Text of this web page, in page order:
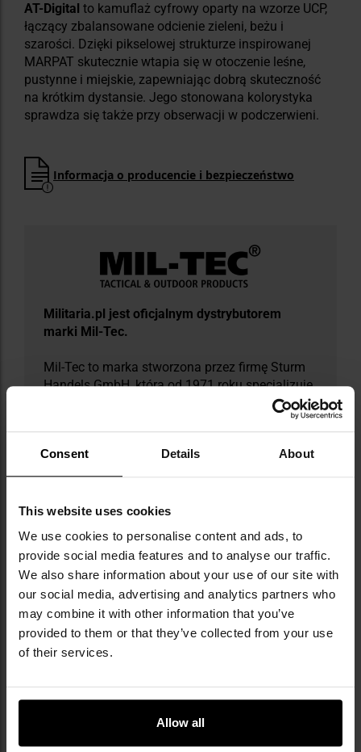
Consent Details About
This website uses cookies
We use cookies to personalise content and ads, to
provide social media features and to analyse our traffic.
We also share information about your use of our site with
our social media, advertising and analytics partners who
may combine it with other information that you’ve
provided to them or that they’ve collected from your use
of their services.
Allow all
AT-Digital to kamuflaż cyfrowy oparty na wzorze UCP,
łączący zbalansowane odcienie zieleni, beżu i
szarości. Dzięki pikselowej strukturze inspirowanej
MARPAT skutecznie wtapia się w otoczenie leśne,
pustynne i miejskie, zapewniając dobrą skuteczność
na krótkim dystansie. Jego stonowana kolorystyka
sprawdza się także przy obserwacji w podczerwieni.
Informacja o producencie i bezpieczeństwo
Militaria.pl jest oficjalnym dystrybutorem
marki Mil-Tec.
Mil-Tec to marka stworzona przez firmę Sturm
Handels GmbH, która od 1971 roku specjalizuje
się w produkcji i dystrybucji odzieży oraz
nadwyżkami wojskowymi i jednocześnie
rozwijając własne, nowoczesne rozwiązania -
firma zyskała renomę producenta wysokiej
o etyczne standardy w krajach produkcji,
aktywnie wspierając inicjatywę "Social Fair".
Ciekawostką jest oferta replik historycznych
mundurów i wyposażenia wojskowego,
cieszących się uznaniem wśród kolekcjonerów i
rekonstruktorów.
DANE TECHNICZNE